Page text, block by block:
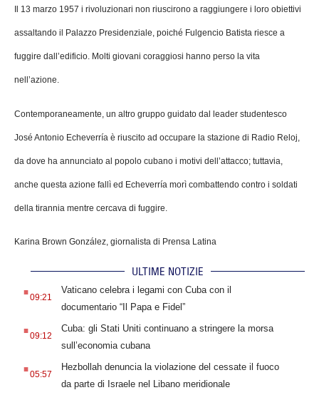
Il 13 marzo 1957 i rivoluzionari non riuscirono a raggiungere i loro obiettivi
assaltando il Palazzo Presidenziale, poiché Fulgencio Batista riesce a
fuggire dall’edificio. Molti giovani coraggiosi hanno perso la vita
nell’azione.
Contemporaneamente, un altro gruppo guidato dal leader studentesco
José Antonio Echeverría è riuscito ad occupare la stazione di Radio Reloj,
da dove ha annunciato al popolo cubano i motivi dell’attacco; tuttavia,
anche questa azione fallì ed Echeverría morì combattendo contro i soldati
della tirannia mentre cercava di fuggire.
Karina Brown González, giornalista di Prensa Latina
ULTIME NOTIZIE
.09:21
Vaticano celebra i legami con Cuba con il
documentario “Il Papa e Fidel”
.09:12
Cuba: gli Stati Uniti continuano a stringere la morsa
sull’economia cubana
.05:57
Hezbollah denuncia la violazione del cessate il fuoco
da parte di Israele nel Libano meridionale